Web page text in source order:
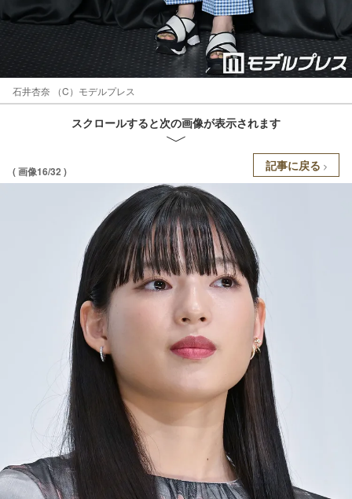
石井杏奈 （C）モデルプレス
スクロールすると次の画像が表示されます
( 画像16/32 ) 記事に戻る